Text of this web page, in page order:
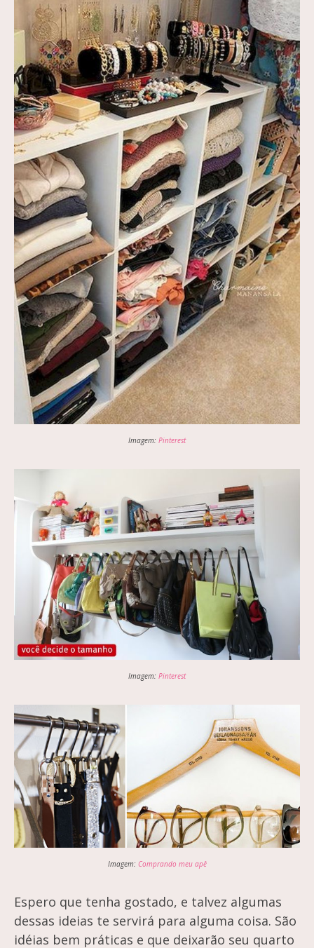
Imagem: Pinterest
Imagem: Pinterest
Imagem: Comprando meu apê
Espero que tenha gostado, e talvez algumas
dessas ideias te servirá para alguma coisa. São
idéias bem práticas e que deixarão seu quarto